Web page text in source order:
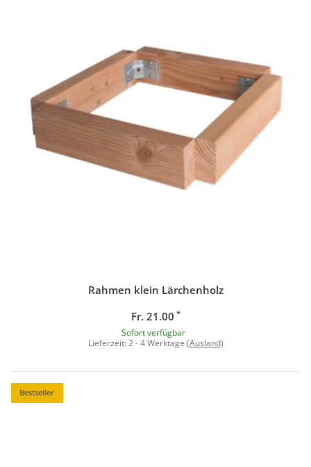
Rahmen klein Lärchenholz
Fr. 21.00 *
Sofort verfügbar
Lieferzeit: 2 - 4 Werktage (Ausland)
Bestseller